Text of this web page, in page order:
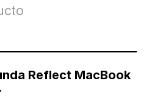
Reflect MacBook